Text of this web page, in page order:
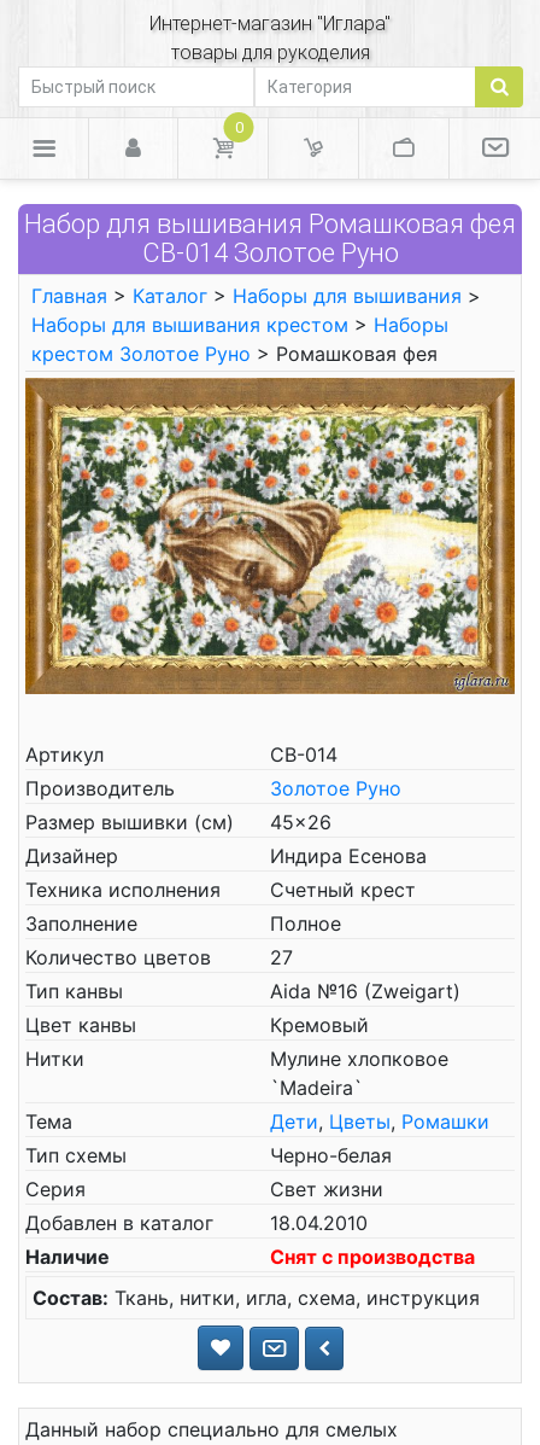
Интернет-магазин "Иглара"
товары для рукоделия
0
Набор для вышивания Ромашковая фея
СВ-014 Золотое Руно
Главная > Каталог > Наборы для вышивания >
Наборы для вышивания крестом > Наборы
крестом Золотое Руно > Ромашковая фея
Артикул
СВ-014
Производитель
Золотое Руно
Размер вышивки (см)
45x26
Дизайнер
Индира Есенова
Техника исполнения
Счетный крест
Заполнение
Полное
Количество цветов
27
Тип канвы
Aida №16 (Zweigart)
Цвет канвы
Кремовый
Нитки
Мулине хлопковое
`Madeira`
Тема
Дети, Цветы, Ромашки
Тип схемы
Черно-белая
Серия
Свет жизни
Добавлен в каталог
18.04.2010
Наличие
Снят с производства
Состав: Ткань, нитки, игла, схема, инструкция
Данный набор специально для смелых